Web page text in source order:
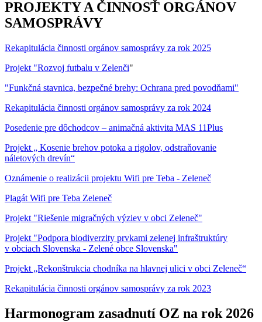
PROJEKTY A ČINNOSŤ ORGÁNOV
SAMOSPRÁVY
Rekapitulácia činnosti orgánov samosprávy za rok 2025
Projekt "Rozvoj futbalu v Zelenči"
"Funkčná stavnica, bezpečné brehy: Ochrana pred povodňami"
Rekapitulácia činnosti orgánov samosprávy za rok 2024
Posedenie pre dôchodcov – animačná aktivita MAS 11Plus
Projekt „ Kosenie brehov potoka a rigolov, odstraňovanie
náletových drevín“
Oznámenie o realizácii projektu Wifi pre Teba - Zeleneč
Plagát Wifi pre Teba Zeleneč
Projekt "Riešenie migračných výziev v obci Zeleneč"
Projekt "Podpora biodiverzity prvkami zelenej infraštruktúry
v obciach Slovenska - Zelené obce Slovenska"
Projekt „Rekonštrukcia chodníka na hlavnej ulici v obci Zeleneč“
Rekapitulácia činnosti orgánov samosprávy za rok 2023
Harmonogram zasadnutí OZ na rok 2026